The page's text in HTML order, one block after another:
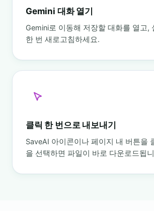
Gemini 대화 열기
Gemini로 이동해 저장할 대화를 열고,
한 번 새로고침하세요.
클릭 한 번으로 내보내기
SaveAI 아이콘이나 페이지 내 버튼을
을 선택하면 파일이 바로 다운로드됩